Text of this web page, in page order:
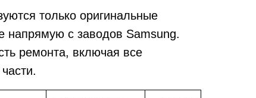
только оригинальные
напрямую с заводов Samsung.
ремонта, включая все